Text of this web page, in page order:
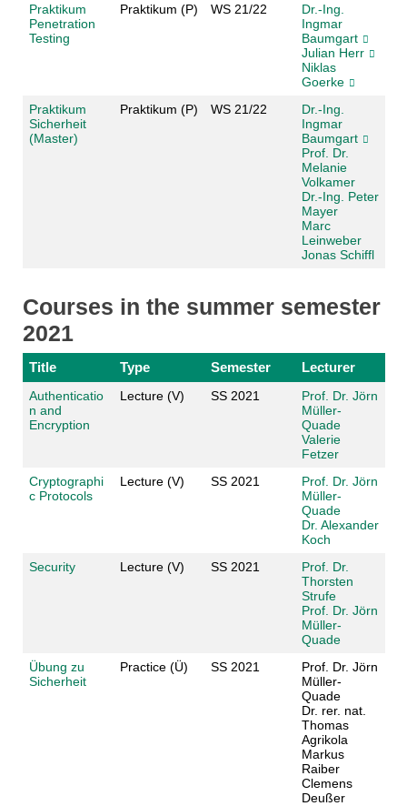
Praktikum
Penetration
Testing
Praktikum (P) WS 21/22
Dr.-Ing.
Ingmar
Baumgart
Julian Herr
Niklas
Goerke
Praktikum
Sicherheit
(Master)
Praktikum (P) WS 21/22
Dr.-Ing.
Ingmar
Baumgart
Prof. Dr.
Melanie
Volkamer
Dr.-Ing. Peter
Mayer
Marc
Leinweber
Jonas Schiffl
Courses in the summer semester
2021
Title Type Semester Lecturer
Authenticatio
n and
Encryption
Lecture (V) SS 2021
Prof. Dr. Jörn
Müller-
Quade
Valerie
Fetzer
Cryptographi
c Protocols
Lecture (V) SS 2021
Prof. Dr. Jörn
Müller-
Quade
Dr. Alexander
Koch
Security
Lecture (V) SS 2021
Prof. Dr.
Thorsten
Strufe
Prof. Dr. Jörn
Müller-
Quade
Übung zu
Sicherheit
Practice (Ü) SS 2021
Prof. Dr. Jörn
Müller-
Quade
Dr. rer. nat.
Thomas
Agrikola
Markus
Raiber
Clemens
Deußer